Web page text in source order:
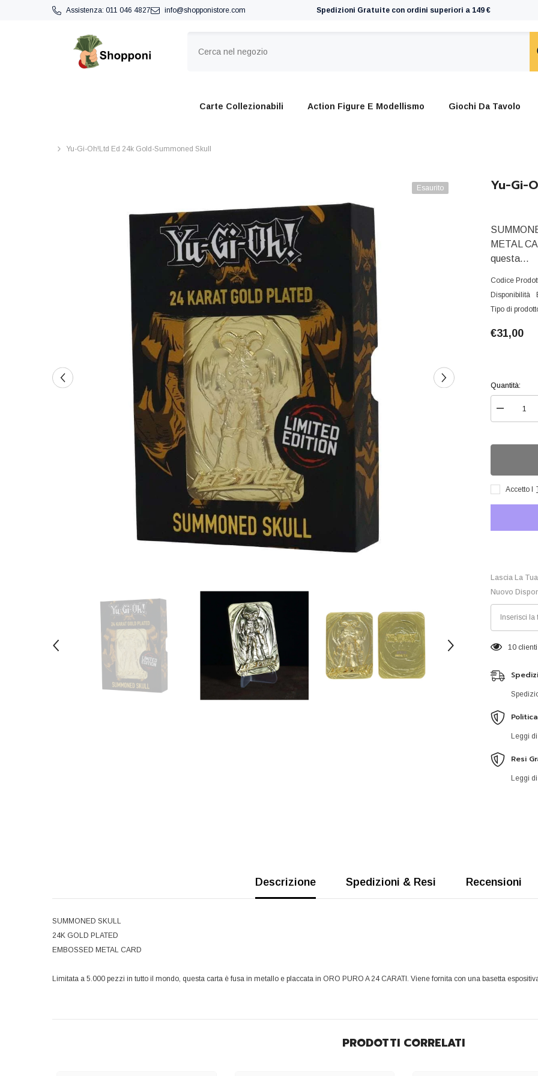
VAI DIRETTAMENTE AI CONTENUTIAssistenza: 011 046 4827 info@shopponistore.com Spedizioni Gratuite con ordini superiori a 149 €
Carte Collezionabili Action Figure E Modellismo Giochi Da Tavolo
Yu-Gi-Oh!Ltd Ed 24k Gold-Summoned Skull
Esaurito Yu-Gi-
METAL
questa...
Codice
Disponibilità
Tipo di
€31,00
Quantità:
Diminuisci
quantità
24k
Gold-
Skull
Accetto I
Lascia La
Nuovo
8 clienti
Leggi
Resi
Leggi
Descrizione Spedizioni & Resi Recensioni
SUMMONED SKULL
24K GOLD PLATED
EMBOSSED METAL CARD
Limitata a 5.000 pezzi in tutto il mondo, questa carta è fusa in metallo e placcata in ORO PURO A 24 CARATI. Viene fornita con una basetta
PRODOTTI CORRELATI